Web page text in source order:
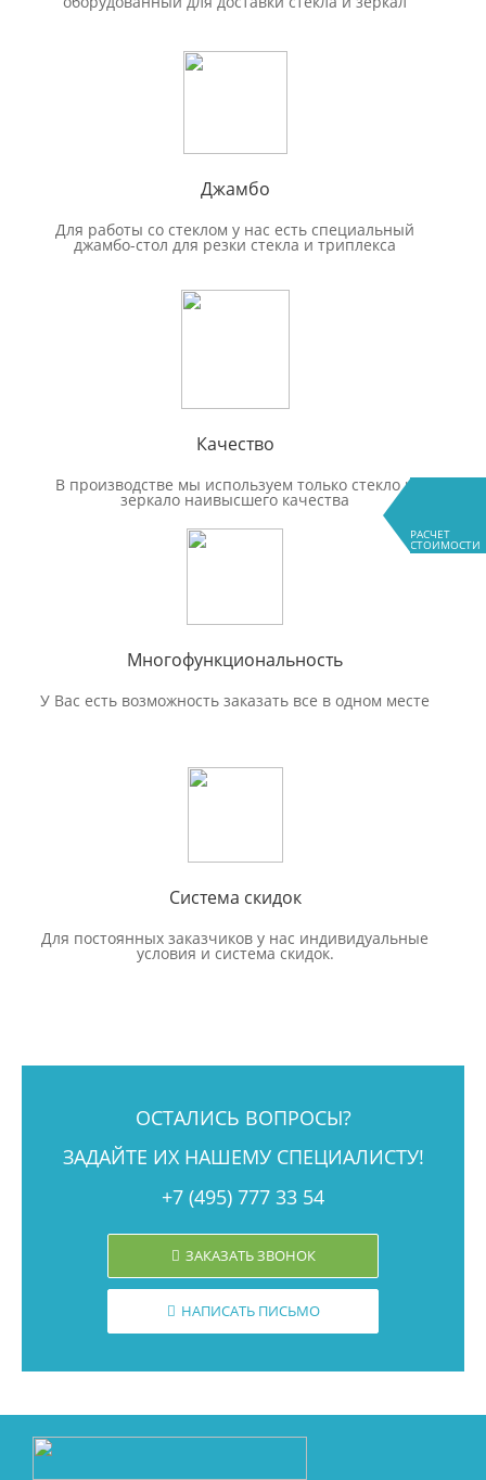
РАСЧЕТ
СТОИМОСТИ
Джамбо
Для работы со стеклом у нас есть специальный
джамбо-стол для резки стекла и триплекса
Качество
В производстве мы используем только стекло и
зеркало наивысшего качества
Многофункциональность
У Вас есть возможность заказать все в одном месте
Система скидок
Для постоянных заказчиков у нас индивидуальные
условия и система скидок.
ОСТАЛИСЬ ВОПРОСЫ?
ЗАДАЙТЕ ИХ НАШЕМУ СПЕЦИАЛИСТУ!
+7 (495) 777 33 54
ЗАКАЗАТЬ ЗВОНОК
НАПИСАТЬ ПИСЬМО